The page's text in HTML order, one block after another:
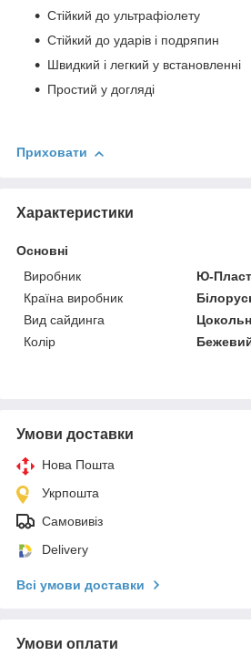
Стійкий до ультрафіолету
Стійкий до ударів і подряпин
Швидкий і легкий у встановленні
Простий у догляді
Приховати
Характеристики
Основні
Виробник
Ю-Пласт
Країна виробник
Вид сайдинга
Колір
Умови доставки
Нова Пошта
Укрпошта
Самовивіз
Delivery
Всі умови доставки
Умови оплати